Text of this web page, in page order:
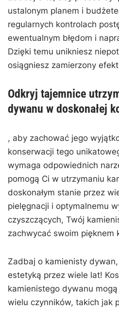
ustalonym planem i
regularnych kontrolach
ewentualnym błędom ⁢i
‌Dzięki temu unikniesz​
osiągniesz zamierzony
Odkryj tajemnice
dywanu w doskonałej
, aby zachować​ jego
konserwacji tego
wymaga​ odpowiednich
pomogą Ci w utrzymaniu
doskonałym stanie przez⁤
pielęgnacji ‌i optymalnemu
czyszczących, Twój
zachwycać ⁣swoim pięknem
Zadbaj ‍o kamienisty
estetyką przez wiele lat!
kamienistego​ dywanu
wielu czynników, takich jak